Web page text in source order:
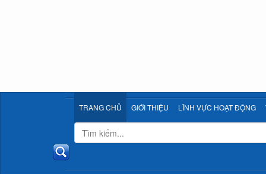
TRANG CHỦ GIỚI THIỆU LĨNH VỰC HOẠT ĐỘNG